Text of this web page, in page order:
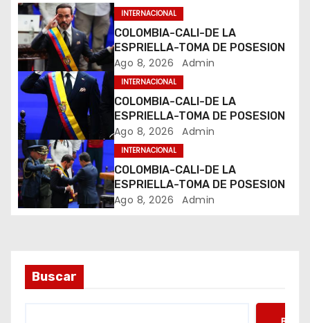
ó
n
d
e
e
n
t
INTERNACIONAL
COLOMBIA-CALI-DE LA
ESPRIELLA-TOMA DE POSESION
Ago 8, 2026 Admin
INTERNACIONAL
COLOMBIA-CALI-DE LA
ESPRIELLA-TOMA DE POSESION
Ago 8, 2026 Admin
INTERNACIONAL
COLOMBIA-CALI-DE LA
ESPRIELLA-TOMA DE POSESION
Ago 8, 2026 Admin
Buscar